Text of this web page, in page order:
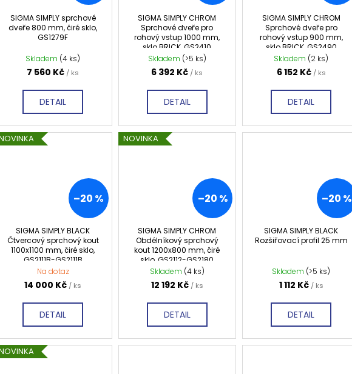
SIGMA SIMPLY sprchové
dveře 800 mm, čiré sklo,
GS1279F
Skladem (4 ks)
7 560 Kč / ks
DETAIL
SIGMA SIMPLY CHROM
Sprchové dveře pro
rohový vstup 1000 mm,
sklo BRICK, GS2410
Skladem (>5 ks)
6 392 Kč / ks
DETAIL
SIGMA SIMPLY CHROM
Sprchové dveře pro
rohový vstup 900 mm,
sklo BRICK, GS2490
Skladem (2 ks)
6 152 Kč / ks
DETAIL
–20 %
SIGMA SIMPLY BLACK
Čtvercový sprchový kout
1100x1100 mm, čiré sklo,
GS2111B-GS2111B
Na dotaz
14 000 Kč / ks
DETAIL
NOVINKA
–20 %
SIGMA SIMPLY CHROM
Obdélníkový sprchový
kout 1200x800 mm, čiré
sklo, GS2112-GS2180
Skladem (4 ks)
12 192 Kč / ks
DETAIL
–20 %
SIGMA SIMPLY BLACK
Rozšiřovací profil 25 mm
Skladem (>5 ks)
1 112 Kč / ks
DETAIL